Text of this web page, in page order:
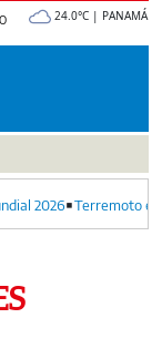
24.0°C | PANAMÁ
2026 Terremoto